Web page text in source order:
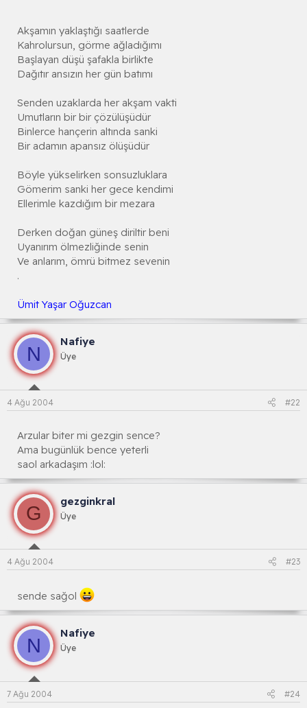
Akşamın yaklaştığı saatlerde
Kahrolursun, görme ağladığımı
Başlayan düşü şafakla birlikte
Dağıtır ansızın her gün batımı
Senden uzaklarda her akşam vakti
Umutların bir bir çözülüşüdür
Binlerce hançerin altında sanki
Bir adamın apansız ölüşüdür
Böyle yükselirken sonsuzluklara
Gömerim sanki her gece kendimi
Ellerimle kazdığım bir mezara
Derken doğan güneş diriltir beni
Uyanırım ölmezliğinde senin
Ve anlarım, ömrü bitmez sevenin
.
Ümit Yaşar Oğuzcan
N
Nafiye
Üye
4 Ağu 2004 #22
Arzular biter mi gezgin sence?
Ama bugünlük bence yeterli
saol arkadaşım :lol:
G
gezginkral
Üye
4 Ağu 2004 #23
sende sağol
N
Nafiye
Üye
7 Ağu 2004 #24